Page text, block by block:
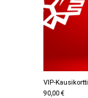
VIP-Kausikortti
90,00€